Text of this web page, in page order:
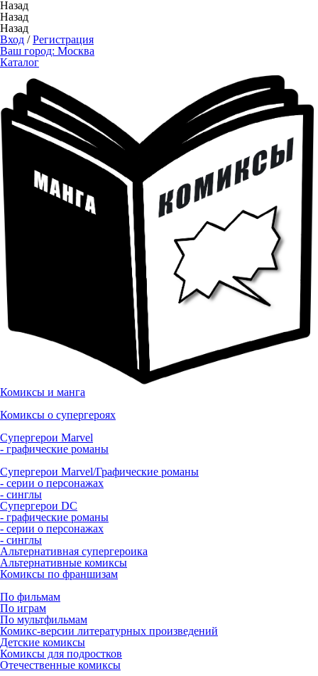
Назад
Назад
Назад
Вход /Регистрация
Ваш город: Москва
Каталог
Комиксы и манга
Комиксы о супергероях
Супергерои Marvel
- графические романы
Супергерои Marvel/Графические романы
- серии о персонажах
- синглы
Супергерои DC
- графические романы
- серии о персонажах
- синглы
Альтернативная супергероика
Альтернативные комиксы
Комиксы по франшизам
По фильмам
По играм
По мультфильмам
Комикс-версии литературных произведений
Детские комиксы
Комиксы для подростков
Отечественные комиксы